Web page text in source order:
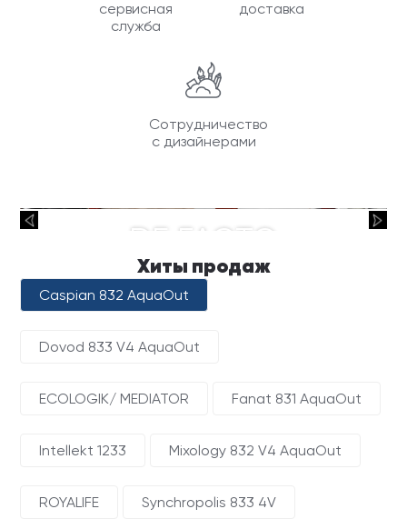
ОТПРАВИТЬ
Ваши данные не будут переданы третьим
Ваши данные не будут переданы третьим
Ваши данные не будут переданы третьим
сервисная
служба
доставка
Сотрудничество
с дизайнерами
DE FACTO
Хиты продаж
Caspian 832 AquaOut
Dovod 833 V4 AquaOut
ECOLOGIK/ MEDIATOR Fanat 831 AquaOut
Intellekt 1233 Mixology 832 V4 AquaOut
ROYALIFE Synchropolis 833 4V